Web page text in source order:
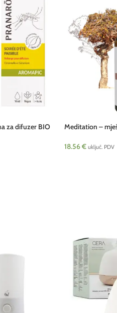
za difuzer BIO
Meditation –
18.56€ uključ. PDV